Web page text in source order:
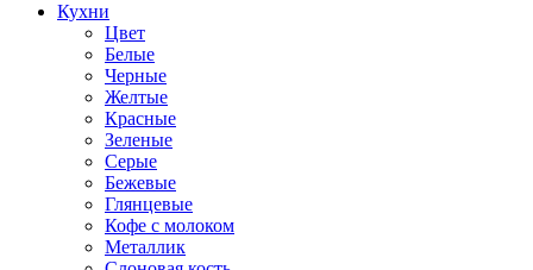
Кухни
Цвет
Белые
Черные
Желтые
Красные
Зеленые
Серые
Бежевые
Глянцевые
Кофе с молоком
Металлик